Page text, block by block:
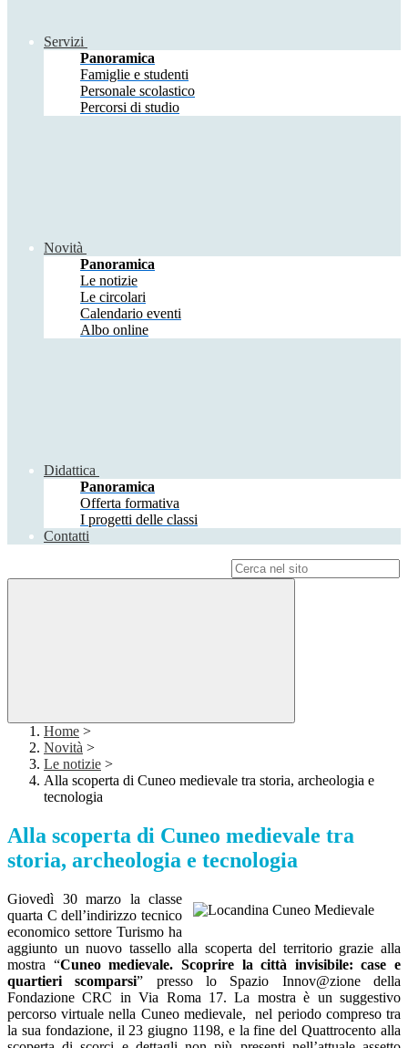
Servizi
Panoramica
Famiglie e studenti
Personale scolastico
Percorsi di studio
Novità
Panoramica
Le notizie
Le circolari
Calendario eventi
Albo online
Didattica
Panoramica
Offerta formativa
I progetti delle classi
Contatti
Home >
Novità >
Le notizie >
Alla scoperta di Cuneo medievale tra storia, archeologia e
tecnologia
Alla scoperta di Cuneo medievale tra
storia, archeologia e tecnologia
Giovedì 30 marzo la classe
quarta C dell’indirizzo tecnico
economico settore Turismo ha
aggiunto un nuovo tassello alla scoperta del territorio grazie alla
mostra “Cuneo medievale. Scoprire la città invisibile: case e
quartieri scomparsi” presso lo Spazio Innov@zione della
Fondazione CRC in Via Roma 17. La mostra è un suggestivo
percorso virtuale nella Cuneo medievale, nel periodo compreso tra
la sua fondazione, il 23 giugno 1198, e la fine del Quattrocento alla